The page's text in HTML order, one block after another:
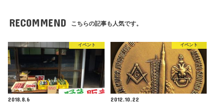
RECOMMEND こちらの記事も人気です。
イベント
2018.8.6
イベント
2012.10.22